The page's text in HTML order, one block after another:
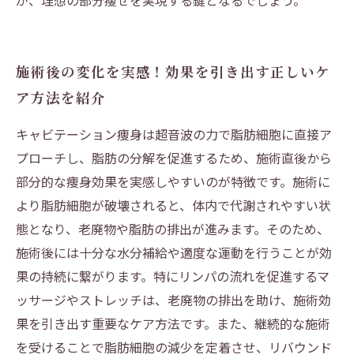
施術後の変化を実感！効果を引き出す正しいケ
ア方法を紹介
キャビテーション痩身は超音波の力で脂肪細胞に直接ア
プローチし、脂肪の分解を促進するため、施術直後から
部分的な痩身効果を実感しやすいのが特徴です。施術に
より脂肪細胞が破壊されると、体内で代謝されやすい状
態となり、老廃物や脂肪の排出が進みます。そのため、
施術後には十分な水分補給や適度な運動を行うことが効
果の持続に繋がります。特にリンパの流れを促進するマ
ッサージやストレッチは、老廃物の排出を助け、施術効
果を引き出す重要なケア方法です。また、継続的な施術
を受けることで脂肪細胞の減少を定着させ、リバウンド